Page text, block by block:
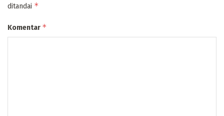
ditandai *
Komentar *